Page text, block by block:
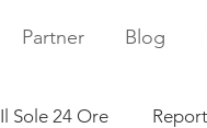
Partner Blog
Il Sole 24 Ore